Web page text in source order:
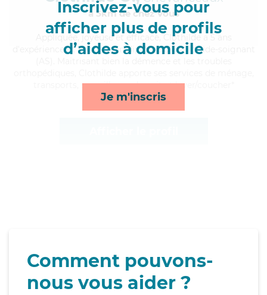
Inscrivez-vous pour
afficher plus de profils
d’aides à domicile
Je m'inscris
à 5km de chez Vous
, joyeuse et efficace, Clothilde a 5 ans
d'expérience et possède un diplôme d'Etat d'aide-soignant
transports, surveillance de nuit et lever/coucher*
Comment pouvons-
nous vous aider ?